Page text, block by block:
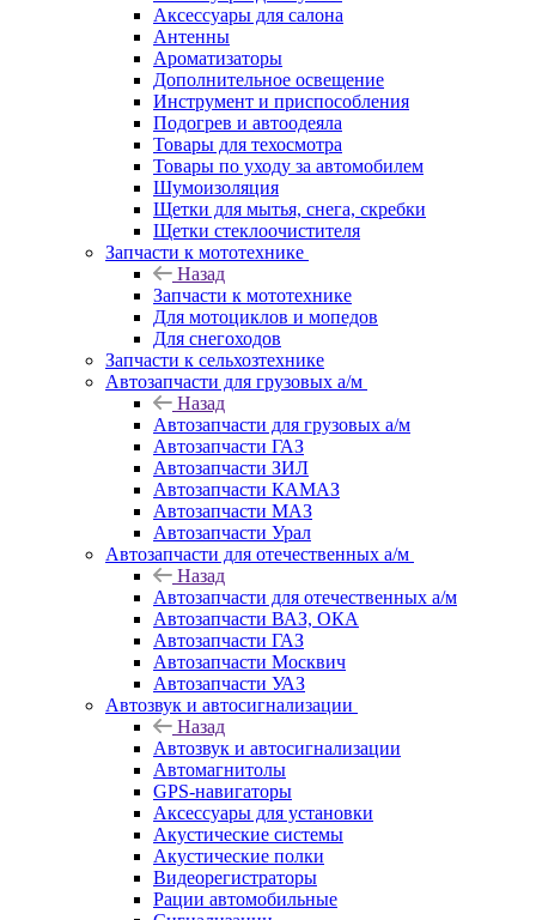
Аксессуары для салона
Антенны
Ароматизаторы
Дополнительное освещение
Инструмент и приспособления
Подогрев и автоодеяла
Товары для техосмотра
Товары по уходу за автомобилем
Шумоизоляция
Щетки для мытья, снега, скребки
Щетки стеклоочистителя
Запчасти к мототехнике
Назад
Запчасти к мототехнике
Для мотоциклов и мопедов
Для снегоходов
Запчасти к сельхозтехнике
Автозапчасти для грузовых а/м
Назад
Автозапчасти для грузовых а/м
Автозапчасти ГАЗ
Автозапчасти ЗИЛ
Автозапчасти КАМАЗ
Автозапчасти МАЗ
Автозапчасти Урал
Автозапчасти для отечественных а/м
Назад
Автозапчасти для отечественных а/м
Автозапчасти ВАЗ, ОКА
Автозапчасти ГАЗ
Автозапчасти Москвич
Автозапчасти УАЗ
Автозвук и автосигнализации
Назад
Автозвук и автосигнализации
Автомагнитолы
GPS-навигаторы
Аксессуары для установки
Акустические системы
Акустические полки
Видеорегистраторы
Рации автомобильные